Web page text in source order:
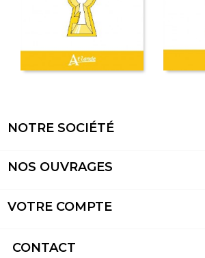
NOTRE SOCIÉTÉ
NOS OUVRAGES
VOTRE COMPTE
CONTACT